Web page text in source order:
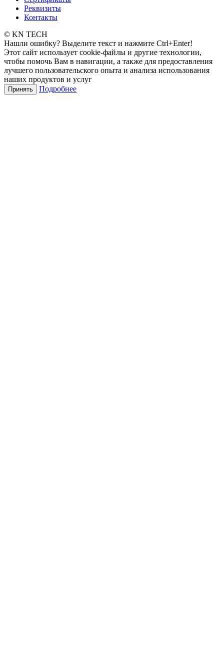
Реквизиты
Контакты
© KN TECH
Нашли ошибку? Выделите текст и нажмите Ctrl+Enter!
Этот сайт использует cookie-файлы и другие технологии,
чтобы помочь Вам в навигации, а также для предоставления
лучшего пользовательского опыта и анализа использования
наших продуктов и услуг
Принять Подробнее